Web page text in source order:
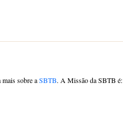
sobre aSBTB. A Missão da SBTB é: